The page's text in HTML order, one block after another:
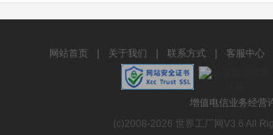
网站首页 关于我们 联系方式 客服中心
增值电信业务经营
(c)2008-2026 世界工厂网V3.6 All